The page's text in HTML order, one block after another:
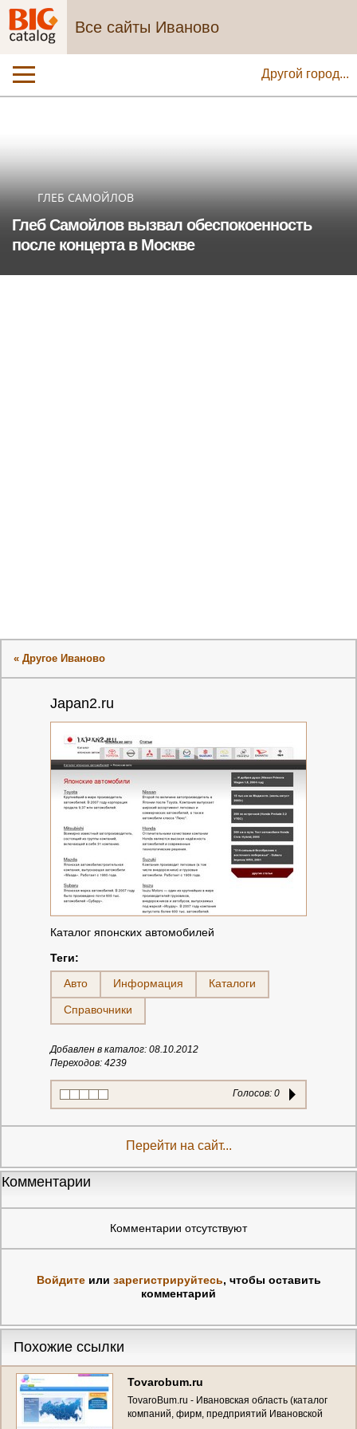
Все сайты Иваново
Другой город...
ГЛЕБ САМОЙЛОВ
Глеб Самойлов вызвал обеспокоенность
после концерта в Москве
« Другое Иваново
Japan2.ru
Каталог японских автомобилей
Теги:
Авто
Информация Каталоги
Справочники
Добавлен в каталог: 08.10.2012
Переходов: 4239
Голосов: 0
Перейти на сайт...
Комментарии
Комментарии отсутствуют
Войдитеили зарегистрируйтесь, чтобы оставить
комментарий
Похожие ссылки
Tovarobum.ru
TovaroBum.ru - Ивановская область (каталог
компаний, фирм, предприятий Ивановской